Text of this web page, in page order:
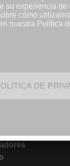
Integrales
su experiencia de
cómo
nuestra Política